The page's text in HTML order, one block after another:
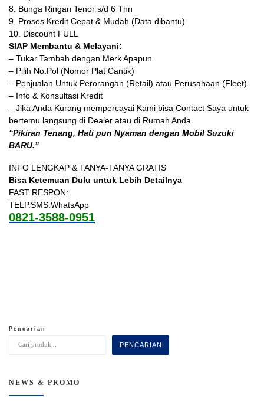
8. Bunga Ringan Tenor s/d 6 Thn
9. Proses Kredit Cepat & Mudah (Data dibantu)
10. Discount FULL
SIAP Membantu & Melayani:
– Tukar Tambah dengan Merk Apapun
– Pilih No.Pol (Nomor Plat Cantik)
– Penjualan Untuk Perorangan (Retail) atau Perusahaan (Fleet)
– Info & Konsultasi Kredit
– Jika Anda Kurang mempercayai Kami bisa Contact Saya untuk
bertemu langsung di Dealer atau di Rumah Anda
“Pikiran Tenang, Hati pun Nyaman dengan Mobil Suzuki
BARU.”
INFO LENGKAP & TANYA-TANYA GRATIS
Bisa Ketemuan Dulu untuk Lebih Detailnya
FAST RESPON:
TELP.SMS.WhatsApp
0821-3588-0951
Pencarian
PENCARIAN
NEWS & PROMO